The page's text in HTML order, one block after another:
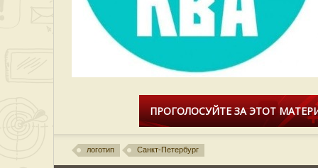
ПРОГОЛОСУЙТЕ ЗА ЭТОТ
логотип Санкт-Петербург